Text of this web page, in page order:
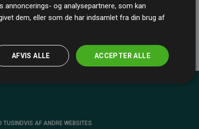
AF ANDRE WEBSITES
og analysepartnere, som kan
dem, eller som de har indsamlet fra din brug af
ACCEPTER ALLE
AFVIS ALLE